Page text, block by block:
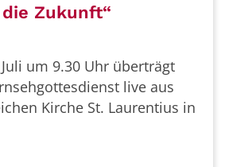
Zukunft“
um 9.30 Uhr überträgt
live aus
Kirche St. Laurentius in